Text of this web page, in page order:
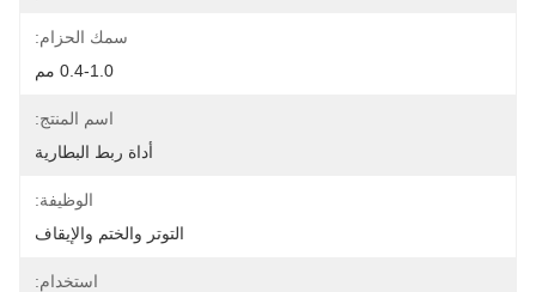
سمك الحزام:
0.4-1.0 مم
اسم المنتج:
أداة ربط البطارية
الوظيفة:
التوتر والختم والإيقاف
استخدام: